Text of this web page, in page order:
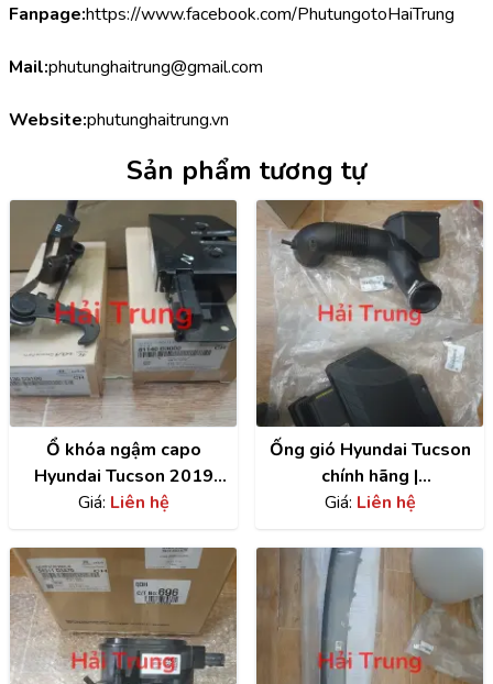
Fanpage:https://www.facebook.com/PhutungotoHaiTrung
Mail:phutunghaitrung@gmail.com
Website:phutunghaitrung.vn
Sản phẩm tương tự
Ổ khóa ngậm capo
Hyundai Tucson 2019
chính hãng |
81130D3400
Giá: Liên hệ
Ống gió Hyundai Tucson
chính hãng |
28210D3200
Giá: Liên hệ